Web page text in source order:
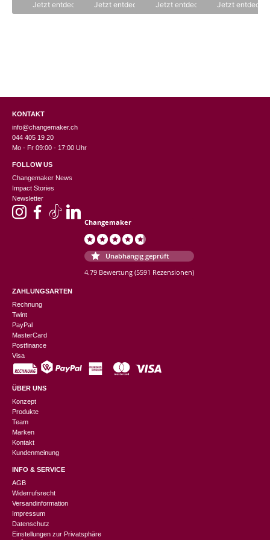
ist:
CHF 125.00.
Jetzt entdecken Jetzt entdecken Jetzt entdecken
ist:
Jetzt
KONTAKT
info@changemaker.ch
044 405 19 20
Mo - Fr 09:00 - 17:00 Uhr
FOLLOW US
Changemaker News
Impact Stories
Newsletter
Changemaker
Unabhängig geprüft
4.79 Bewertung (5591 Rezensionen)
ZAHLUNGSARTEN
Rechnung
Twint
PayPal
MasterCard
Postfinance
Visa
ÜBER UNS
Konzept
Produkte
Team
Marken
Kontakt
Kundenmeinung
INFO & SERVICE
AGB
Widerrufsrecht
Versandinformation
Impressum
Datenschutz
Einstellungen zur Privatsphäre